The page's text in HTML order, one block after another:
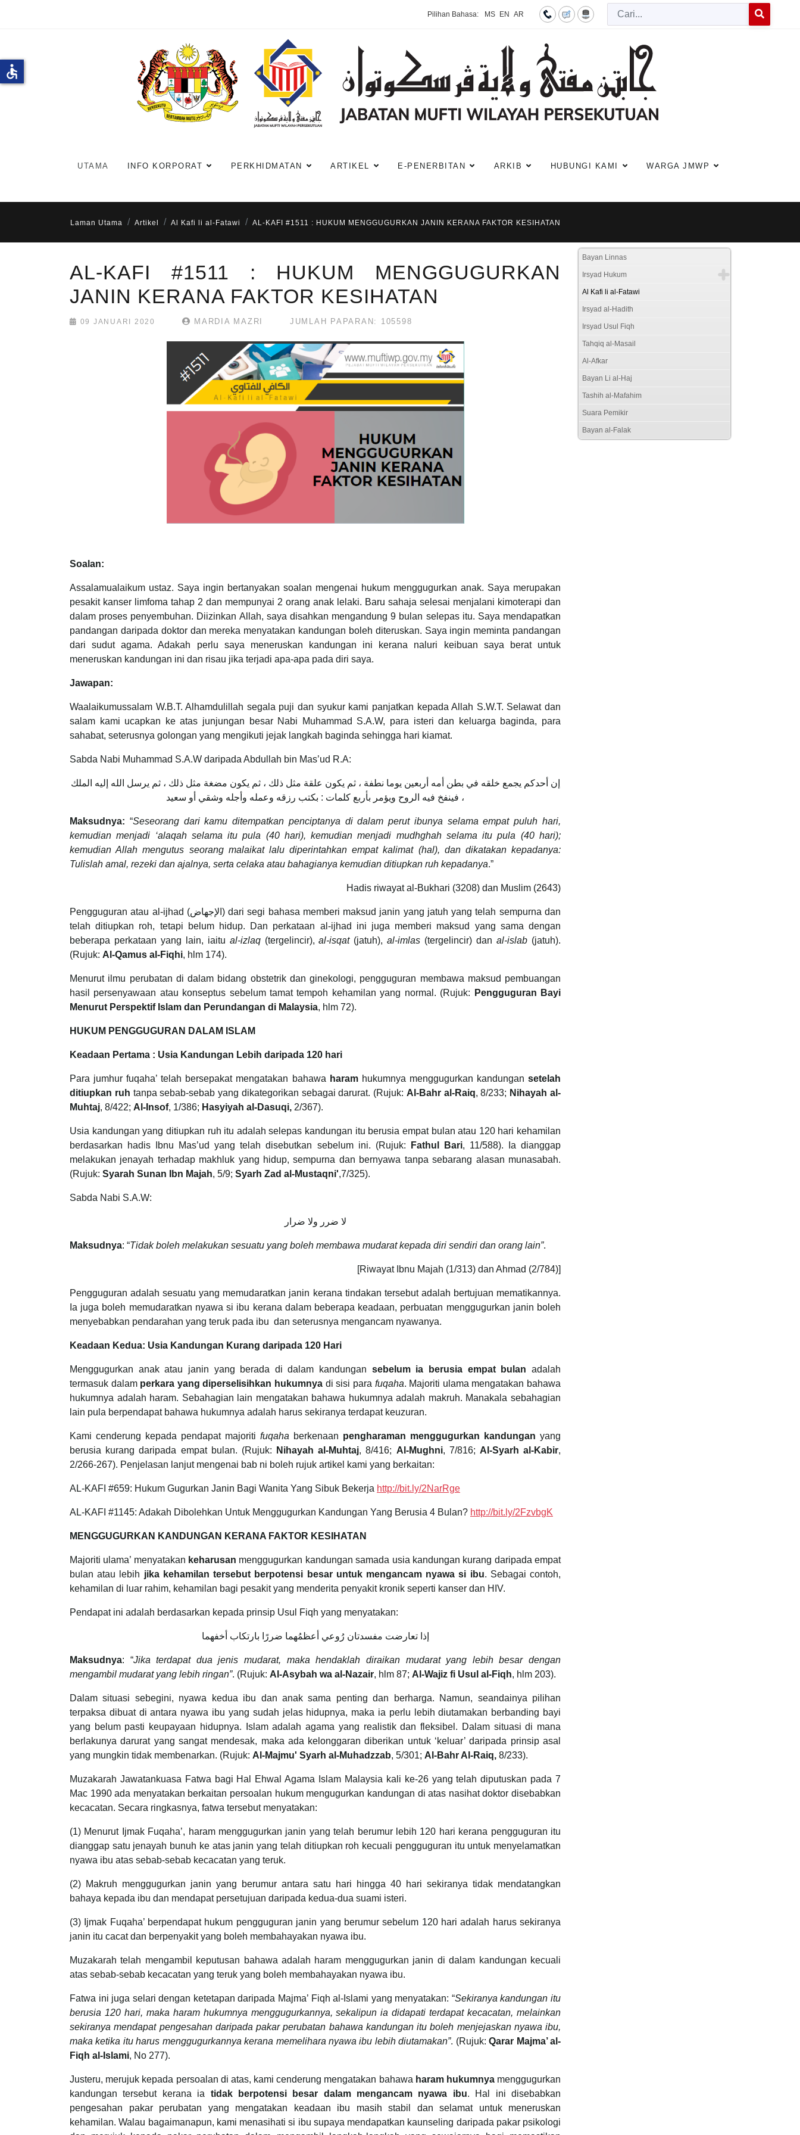
Pilihan Bahasa: MS EN AR
Cari
UTAMA INFO KORPORAT PERKHIDMATAN ARTIKEL E-PENERBITAN ARKIB HUBUNGI KAMI WARGA JMWP
Laman Utama Artikel Al Kafi li al-Fatawi AL-KAFI #1511 : HUKUM MENGGUGURKAN JANIN KERANA FAKTOR KESIHATAN
AL-KAFI #1511 : HUKUM MENGGUGURKAN
JANIN KERANA FAKTOR KESIHATAN
09 JANUARI 2020 MARDIA MAZRI JUMLAH PAPARAN: 105598
Soalan:
Assalamualaikum ustaz. Saya ingin bertanyakan soalan mengenai hukum menggugurkan anak. Saya merupakan
pesakit kanser limfoma tahap 2 dan mempunyai 2 orang anak lelaki. Baru sahaja selesai menjalani kimoterapi dan
dalam proses penyembuhan. Diizinkan Allah, saya disahkan mengandung 9 bulan selepas itu. Saya mendapatkan
pandangan daripada doktor dan mereka menyatakan kandungan boleh diteruskan. Saya ingin meminta pandangan
dari sudut agama. Adakah perlu saya meneruskan kandungan ini kerana naluri keibuan saya berat untuk
meneruskan kandungan ini dan risau jika terjadi apa-apa pada diri saya.
Jawapan:
Waalaikumussalam W.B.T. Alhamdulillah segala puji dan syukur kami panjatkan kepada Allah S.W.T. Selawat dan
salam kami ucapkan ke atas junjungan besar Nabi Muhammad S.A.W, para isteri dan keluarga baginda, para
sahabat, seterusnya golongan yang mengikuti jejak langkah baginda sehingga hari kiamat.
Sabda Nabi Muhammad S.A.W daripada Abdullah bin Mas’ud R.A:
إن أحدكم يجمع خلقه في بطن أمه أربعين يوما نطفة ، ثم يكون علقة مثل ذلك ، ثم يكون مضغة مثل ذلك ، ثم يرسل الله إليه الملك
، فينفخ فيه الروح ويؤمر بأربع كلمات : بكتب رزقه وعمله وأجله وشقي أو سعيد
Maksudnya: “Seseorang dari kamu ditempatkan penciptanya di dalam perut ibunya selama empat puluh hari,
kemudian menjadi ‘alaqah selama itu pula (40 hari), kemudian menjadi mudhghah selama itu pula (40 hari);
kemudian Allah mengutus seorang malaikat lalu diperintahkan empat kalimat (hal), dan dikatakan kepadanya:
Tulislah amal, rezeki dan ajalnya, serta celaka atau bahagianya kemudian ditiupkan ruh kepadanya.”
Hadis riwayat al-Bukhari (3208) dan Muslim (2643)
Pengguguran atau al-ijhad (الإجهاض) dari segi bahasa memberi maksud janin yang jatuh yang telah sempurna dan
telah ditiupkan roh, tetapi belum hidup. Dan perkataan al-ijhad ini juga memberi maksud yang sama dengan
beberapa perkataan yang lain, iaitu al-izlaq(tergelincir),al-isqat(jatuh),al-imlas (tergelincir) danal-islab (jatuh).
(Rujuk: Al-Qamus al-Fiqhi, hlm 174).
Menurut ilmu perubatan di dalam bidang obstetrik dan ginekologi, pengguguran membawa maksud pembuangan
hasil persenyawaan atau konseptus sebelum tamat tempoh kehamilan yang normal. (Rujuk:
Pengguguran Bayi
Menurut Perspektif Islam dan Perundangan di Malaysia, hlm 72).
HUKUM PENGGUGURAN DALAM ISLAM
Keadaan Pertama : Usia Kandungan Lebih daripada 120 hari
Para jumhur fuqaha’ telah bersepakat mengatakan bahawa haramhukumnya menggugurkan kandungansetelah
ditiupkan ruh tanpa sebab-sebab yang dikategorikan sebagai darurat. (Rujuk: Al-Bahr al-Raiq, 8/233; Nihayah al-
Muhtaj, 8/422; Al-Insof, 1/386; Hasyiyah al-Dasuqi, 2/367).
Usia kandungan yang ditiupkan ruh itu adalah selepas kandungan itu berusia empat bulan atau 120 hari kehamilan
berdasarkan hadis Ibnu Mas’ud yang telah disebutkan sebelum ini. (Rujuk:
Fathul Bari, 11/588). Ia dianggap
melakukan jenayah terhadap makhluk yang hidup, sempurna dan bernyawa tanpa sebarang alasan munasabah.
(Rujuk: Syarah Sunan Ibn Majah, 5/9; Syarh Zad al-Mustaqni',7/325).
Sabda Nabi S.A.W:
لا ضرر ولا ضرار
Maksudnya: “Tidak boleh melakukan sesuatu yang boleh membawa mudarat kepada diri sendiri dan orang lain”.
[Riwayat Ibnu Majah (1/313) dan Ahmad (2/784)]
Pengguguran adalah sesuatu yang memudaratkan janin kerana tindakan tersebut adalah bertujuan mematikannya.
Ia juga boleh memudaratkan nyawa si ibu kerana dalam beberapa keadaan, perbuatan menggugurkan janin boleh
menyebabkan pendarahan yang teruk pada ibu dan seterusnya mengancam nyawanya.
Keadaan Kedua: Usia Kandungan Kurang daripada 120 Hari
Menggugurkan anak atau janin yang berada di dalam kandungan sebelum ia berusia empat bulan adalah
termasuk dalam perkara yang diperselisihkan hukumnya di sisi para fuqaha. Majoriti ulama mengatakan bahawa
hukumnya adalah haram. Sebahagian lain mengatakan bahawa hukumnya adalah makruh. Manakala sebahagian
lain pula berpendapat bahawa hukumnya adalah harus sekiranya terdapat keuzuran.
Kami cenderung kepada pendapat majoriti fuqaha berkenaan pengharaman menggugurkan kandungan yang
berusia kurang daripada empat bulan. (Rujuk: Nihayah al-Muhtaj, 8/416; Al-Mughni, 7/816; Al-Syarh al-Kabir,
2/266-267). Penjelasan lanjut mengenai bab ni boleh rujuk artikel kami yang berkaitan:
AL-KAFI #659: Hukum Gugurkan Janin Bagi Wanita Yang Sibuk Bekerja http://bit.ly/2NarRge
AL-KAFI #1145: Adakah Dibolehkan Untuk Menggugurkan Kandungan Yang Berusia 4 Bulan? http://bit.ly/2FzvbgK
MENGGUGURKAN KANDUNGAN KERANA FAKTOR KESIHATAN
Majoriti ulama’ menyatakan keharusan menggugurkan kandungan samada usia kandungan kurang daripada empat
bulan atau lebih jika kehamilan tersebut berpotensi besar untuk mengancam nyawa si ibu. Sebagai contoh,
kehamilan di luar rahim, kehamilan bagi pesakit yang menderita penyakit kronik seperti kanser dan HIV.
Pendapat ini adalah berdasarkan kepada prinsip Usul Fiqh yang menyatakan:
إذا تعارضت مفسدتان رُوعي أعظمُهما ضررًا بارتكاب أخفهما
Maksudnya: “Jika terdapat dua jenis mudarat, maka hendaklah diraikan mudarat yang lebih besar dengan
mengambil mudarat yang lebih ringan”. (Rujuk: Al-Asybah wa al-Nazair, hlm 87; Al-Wajiz fi Usul al-Fiqh, hlm 203).
Dalam situasi sebegini, nyawa kedua ibu dan anak sama penting dan berharga. Namun, seandainya pilihan
terpaksa dibuat di antara nyawa ibu yang sudah jelas hidupnya, maka ia perlu lebih diutamakan berbanding bayi
yang belum pasti keupayaan hidupnya. Islam adalah agama yang realistik dan fleksibel. Dalam situasi di mana
berlakunya darurat yang sangat mendesak, maka ada kelonggaran diberikan untuk ‘keluar’ daripada prinsip asal
yang mungkin tidak membenarkan. (Rujuk: Al-Majmu' Syarh al-Muhadzzab, 5/301; Al-Bahr Al-Raiq, 8/233).
Muzakarah Jawatankuasa Fatwa bagi Hal Ehwal Agama Islam Malaysia kali ke-26 yang telah diputuskan pada 7
Mac 1990 ada menyatakan berkaitan persoalan hukum mengugurkan kandungan di atas nasihat doktor disebabkan
kecacatan. Secara ringkasnya, fatwa tersebut menyatakan:
(1) Menurut Ijmak Fuqaha’, haram menggugurkan janin yang telah berumur lebih 120 hari kerana pengguguran itu
dianggap satu jenayah bunuh ke atas janin yang telah ditiupkan roh kecuali pengguguran itu untuk menyelamatkan
nyawa ibu atas sebab-sebab kecacatan yang teruk.
(2) Makruh menggugurkan janin yang berumur antara satu hari hingga 40 hari sekiranya tidak mendatangkan
bahaya kepada ibu dan mendapat persetujuan daripada kedua-dua suami isteri.
(3) Ijmak Fuqaha’ berpendapat hukum pengguguran janin yang berumur sebelum 120 hari adalah harus sekiranya
janin itu cacat dan berpenyakit yang boleh membahayakan nyawa ibu.
Muzakarah telah mengambil keputusan bahawa adalah haram menggugurkan janin di dalam kandungan kecuali
atas sebab-sebab kecacatan yang teruk yang boleh membahayakan nyawa ibu.
Fatwa ini juga selari dengan ketetapan daripada Majma’ Fiqh al-Islami yang menyatakan: “Sekiranya kandungan itu
berusia 120 hari, maka haram hukumnya menggugurkannya, sekalipun ia didapati terdapat kecacatan, melainkan
sekiranya mendapat pengesahan daripada pakar perubatan bahawa kandungan itu boleh menjejaskan nyawa ibu,
maka ketika itu harus menggugurkannya kerana memelihara nyawa ibu lebih diutamakan”. (Rujuk:Qarar Majma’ al-
Fiqh al-Islami, No 277).
Justeru, merujuk kepada persoalan di atas, kami cenderung mengatakan bahawaharam hukumnyamenggugurkan
kandungan tersebut kerana ia tidak berpotensi besar dalam mengancam nyawa ibu. Hal ini disebabkan
pengesahan pakar perubatan yang mengatakan keadaan ibu masih stabil dan selamat untuk meneruskan
kehamilan. Walau bagaimanapun, kami menasihati si ibu supaya mendapatkan kaunseling daripada pakar psikologi
Bayan Linnas
Irsyad Hukum
Al Kafi li al-Fatawi
Irsyad al-Hadith
Irsyad Usul Fiqh
Tahqiq al-Masail
Al-Afkar
Bayan Li al-Haj
Tashih al-Mafahim
Suara Pemikir
Bayan al-Falak
accessible